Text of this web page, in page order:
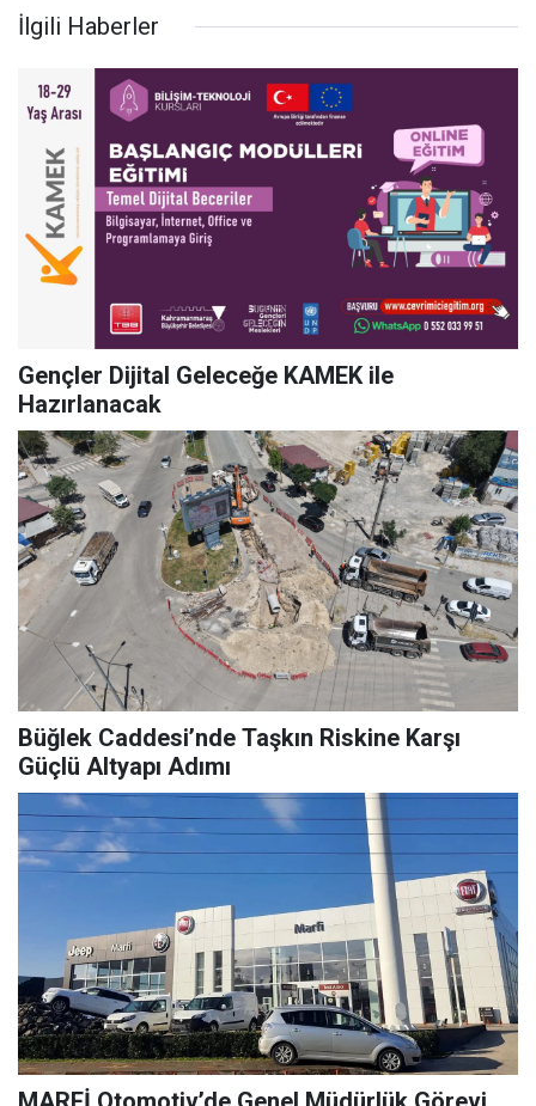
İlgili Haberler
Gençler Dijital Geleceğe KAMEK ile
Hazırlanacak
Büğlek Caddesi’nde Taşkın Riskine Karşı
Güçlü Altyapı Adımı